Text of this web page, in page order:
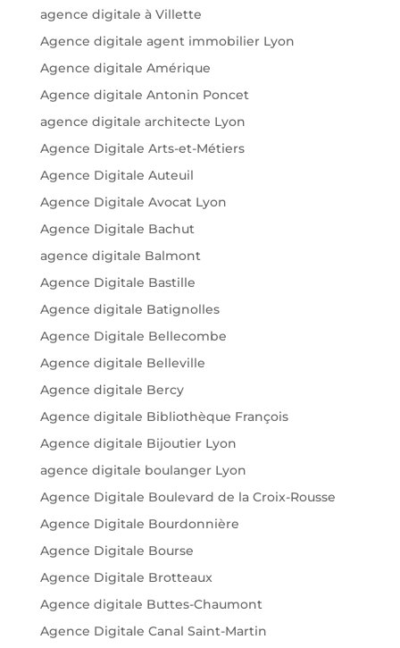
agence digitale à Villette
Agence digitale agent immobilier Lyon
Agence digitale Amérique
Agence digitale Antonin Poncet
agence digitale architecte Lyon
Agence Digitale Arts-et-Métiers
Agence Digitale Auteuil
Agence Digitale Avocat Lyon
Agence Digitale Bachut
agence digitale Balmont
Agence Digitale Bastille
Agence digitale Batignolles
Agence Digitale Bellecombe
Agence digitale Belleville
Agence digitale Bercy
Agence digitale Bibliothèque François
Agence digitale Bijoutier Lyon
agence digitale boulanger Lyon
Agence Digitale Boulevard de la Croix-Rousse
Agence Digitale Bourdonnière
Agence Digitale Bourse
Agence Digitale Brotteaux
Agence digitale Buttes-Chaumont
Agence Digitale Canal Saint-Martin